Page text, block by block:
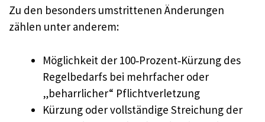
Zu den besonders umstrittenen Änderungen
zählen unter anderem:
Möglichkeit der 100‑Prozent‑Kürzung des
Regelbedarfs bei mehrfacher oder
„beharrlicher“ Pflichtverletzung
Kürzung oder vollständige Streichung der